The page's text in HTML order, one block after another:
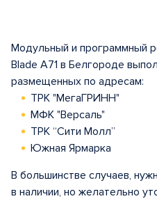
Модульный и программный
Blade A71 в Белгороде
размещенных по адресам:
ТРК "МегаГРИНН"
МФК "Версаль"
ТРК “Сити Молл”
Южная Ярмарка
В большинстве случаев,
в наличии, но желательно